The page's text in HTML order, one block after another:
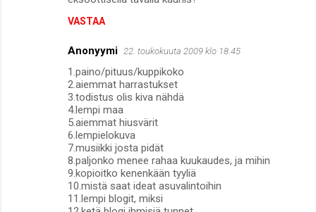
VASTAA
Anonyymi 22. toukokuuta 2009 klo 18.45
1.paino/pituus/kuppikoko
2.aiemmat harrastukset
3.todistus olis kiva nähdä
4.lempi maa
5.aiemmat hiusvärit
6.lempielokuva
7.musiikki josta pidät
8.paljonko menee rahaa kuukaudes, ja mihin
9.kopioitko kenenkään tyyliä
10.mistä saat ideat asuvalintoihin
11.lempi blogit, miksi